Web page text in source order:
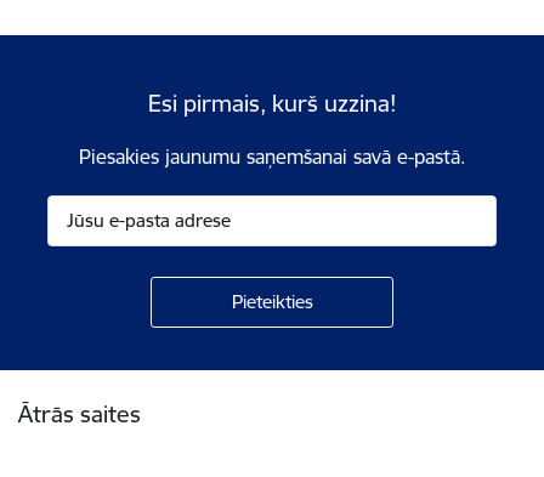
Esi pirmais, kurš uzzina!
Piesakies jaunumu saņemšanai savā e-pastā.
Ātrās saites